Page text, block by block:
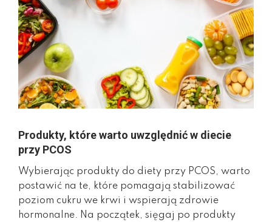
Produkty, które warto uwzględnić w diecie
przy PCOS
Wybierając produkty do diety przy PCOS, warto
postawić na te, które pomagają stabilizować
poziom cukru we krwi i wspierają zdrowie
hormonalne. Na początek, sięgaj po produkty